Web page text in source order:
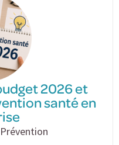
2026 et
santé en
Prévention